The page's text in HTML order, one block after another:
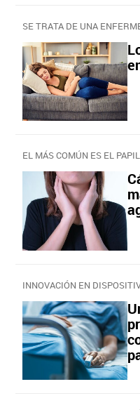
SE TRATA DE UNA
EL MÁS COMÚN ES EL
INNOVACIÓN EN